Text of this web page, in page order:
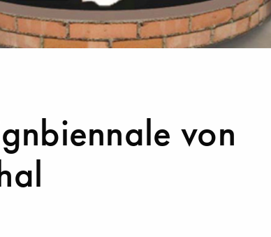
von